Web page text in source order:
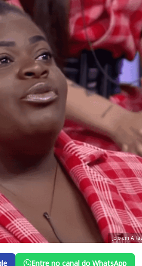
Jojo em A
Entre no canal do WhatsApp